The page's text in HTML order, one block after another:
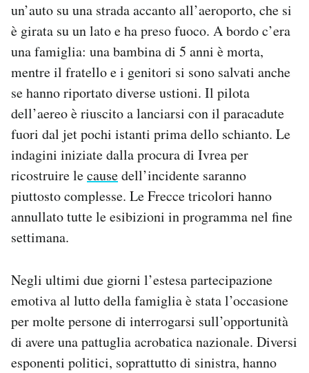
Newsletter
Notifiche mobile
Regala il Post
Hai bisogno di aiuto?
Esci
un’auto su una strada accanto all’aeroporto, che si
è girata su un lato e ha preso fuoco. A bordo c’era
una famiglia: una bambina di 5 anni è morta,
mentre il fratello e i genitori si sono salvati anche
se hanno riportato diverse ustioni. Il pilota
dell’aereo è riuscito a lanciarsi con il paracadute
fuori dal jet pochi istanti prima dello schianto. Le
indagini iniziate dalla procura di Ivrea per
ricostruire lecausedell’incidente saranno
piuttosto complesse. Le Frecce tricolori hanno
annullato tutte le esibizioni in programma nel fine
settimana.
Negli ultimi due giorni l’estesa partecipazione
emotiva al lutto della famiglia è stata l’occasione
per molte persone di interrogarsi sull’opportunità
di avere una pattuglia acrobatica nazionale. Diversi
esponenti politici, soprattutto di sinistra, hanno